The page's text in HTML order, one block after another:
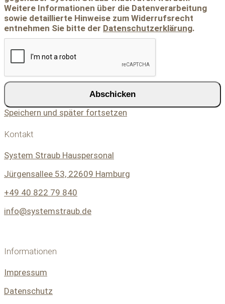
Weitere Informationen über die Datenverarbeitung
sowie detaillierte Hinweise zum Widerrufsrecht
entnehmen Sie bitte der Datenschutzerklärung.
Abschicken
Speichern und später fortsetzen
Kontakt
System Straub Hauspersonal
Jürgensallee 53, 22609 Hamburg
+49 40 822 79 840
info@systemstraub.de
Informationen
Impressum
Datenschutz